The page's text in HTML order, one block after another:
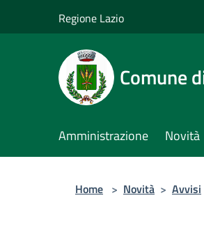
Regione Lazio
Comune
Amministrazione Novità
Home > Novità > Avvisi